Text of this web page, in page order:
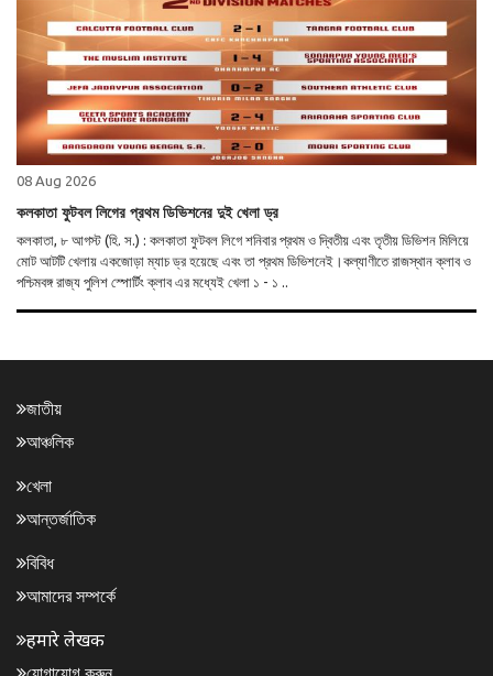
08 Aug 2026
কলকাতা ফুটবল লিগের প্রথম ডিভিশনের দুই খেলা ড্র
কলকাতা, ৮ আগস্ট (হি. স.) : কলকাতা ফুটবল লিগে শনিবার প্রথম ও দ্বিতীয় এবং তৃতীয় ডিভিশন মিলিয়ে
মোট আটটি খেলায় একজোড়া ম্যাচ ড্র হয়েছে এবং তা প্রথম ডিভিশনেই।কল্যাণীতে রাজস্থান ক্লাব ও
পশ্চিমবঙ্গ রাজ্য পুলিশ স্পোর্টিং ক্লাব এর মধ্যেই খেলা ১ - ১ ..
জাতীয়
আঞ্চলিক
খেলা
আন্তর্জাতিক
বিবিধ
আমাদের সম্পর্কে
हमारे लेखक